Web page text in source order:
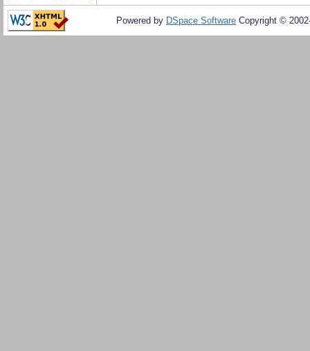
Powered by DSpace Software Copyright ©